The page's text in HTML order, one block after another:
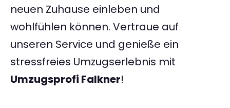
neuen Zuhause einleben und
wohlfühlen können. Vertraue auf
unseren Service und genieße ein
stressfreies Umzugserlebnis mit
Umzugsprofi Falkner!